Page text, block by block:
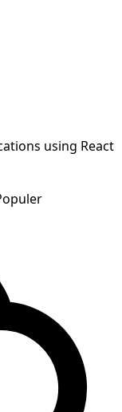
using React